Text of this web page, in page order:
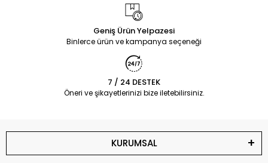
Geniş Ürün Yelpazesi
Binlerce ürün ve kampanya seçeneği
7 / 24 DESTEK
Öneri ve şikayetlerinizi bize iletebilirsiniz.
KURUMSAL